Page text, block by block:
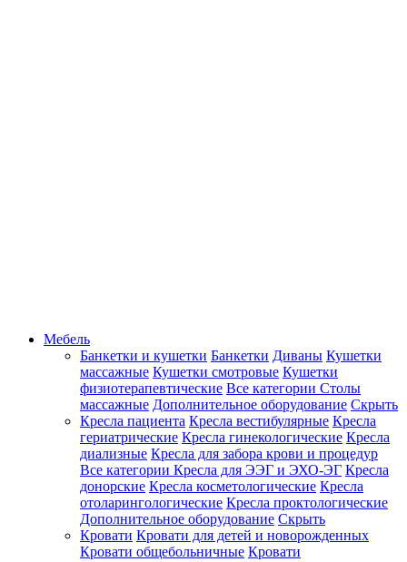
Мебель
Банкетки и кушетки Банкетки Диваны Кушетки
массажные Кушетки смотровые Кушетки
физиотерапевтические Все категории Столы
массажные Дополнительное оборудование Скрыть
Кресла пациента Кресла вестибулярные Кресла
гериатрические Кресла гинекологические Кресла
диализные Кресла для забора крови и процедур
Все категории Кресла для ЭЭГ и ЭХО-ЭГ Кресла
донорские Кресла косметологические Кресла
отоларингологические Кресла проктологические
Дополнительное оборудование Скрыть
Кровати Кровати для детей и новорожденных
Кровати общебольничные Кровати